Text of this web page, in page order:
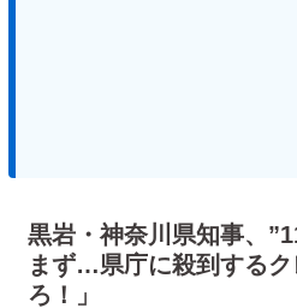
黒岩・神奈川県知事、
まず…県庁に殺到する
ろ！」